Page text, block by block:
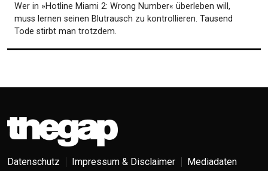
Wer in »Hotline Miami 2: Wrong Number« überleben will,
muss lernen seinen Blutrausch zu kontrollieren. Tausend
Tode stirbt man trotzdem.
Datenschutz Impressum & Disclaimer
Mediadaten